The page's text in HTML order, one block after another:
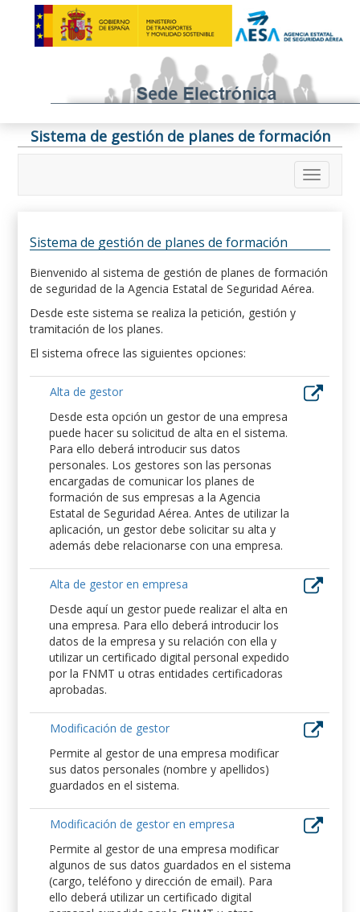
Sistema de gestión de planes de formación
Sistema de gestión de planes de formación
Bienvenido al sistema de gestión de planes de formación
de seguridad de la Agencia Estatal de Seguridad Aérea.
Desde este sistema se realiza la petición, gestión y
tramitación de los planes.
El sistema ofrece las siguientes opciones:
Alta de gestor
Desde esta opción un gestor de una empresa
puede hacer su solicitud de alta en el sistema.
Para ello deberá introducir sus datos
personales. Los gestores son las personas
encargadas de comunicar los planes de
formación de sus empresas a la Agencia
Estatal de Seguridad Aérea. Antes de utilizar la
aplicación, un gestor debe solicitar su alta y
además debe relacionarse con una empresa.
Alta de gestor en empresa
Desde aquí un gestor puede realizar el alta en
una empresa. Para ello deberá introducir los
datos de la empresa y su relación con ella y
utilizar un certificado digital personal expedido
por la FNMT u otras entidades certificadoras
aprobadas.
Modificación de gestor
Permite al gestor de una empresa modificar
sus datos personales (nombre y apellidos)
guardados en el sistema.
Modificación de gestor en empresa
Permite al gestor de una empresa modificar
algunos de sus datos guardados en el sistema
(cargo, teléfono y dirección de email). Para
ello deberá utilizar un certificado digital